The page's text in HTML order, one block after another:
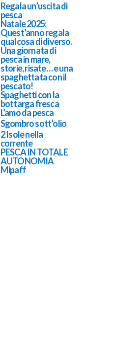
Regala un’uscita di
pesca
Natale 2025:
Quest’anno regala
qualcosa di diverso.
Una giornata di
pesca in mare,
storie, risate… e una
spaghettata con il
pescato!
Spaghetti con la
bottarga fresca
L’amo da pesca
Sgombro sott’olio
2 Isole nella
corrente
PESCA IN TOTALE
AUTONOMIA
Mipaff